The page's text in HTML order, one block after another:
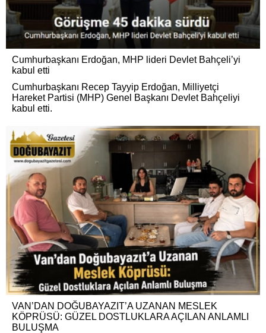
Cumhurbaşkanı Erdoğan, MHP lideri Devlet Bahçeli’yi
kabul etti
Cumhurbaşkanı Recep Tayyip Erdoğan, Milliyetçi
Hareket Partisi (MHP) Genel Başkanı Devlet Bahçeliyi
kabul etti.
VAN’DAN DOĞUBAYAZIT’A UZANAN MESLEK
KÖPRÜSÜ: GÜZEL DOSTLUKLARA AÇILAN ANLAMLI
BULUŞMA